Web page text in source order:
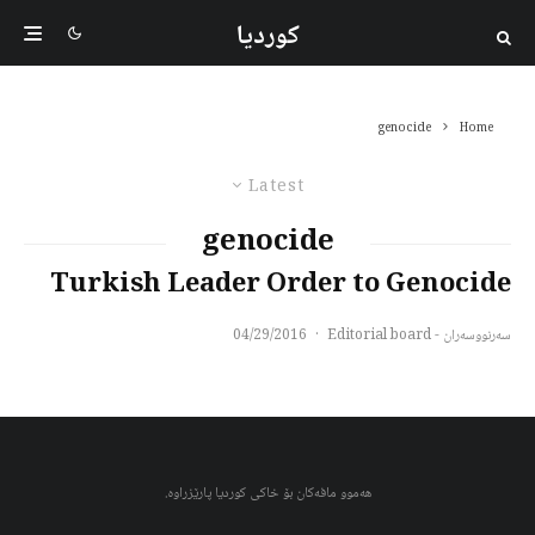
کوردیا
Home
genocide
Latest
genocide
Turkish Leader Order to Genocide
سەرنووسەران - Editorial board ·
04/29/2016
هەموو مافەکان بۆ خاکی کوردیا پارێزراوە.